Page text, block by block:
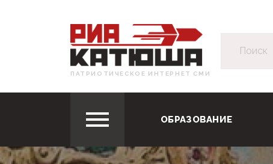
ПАТРИОТИЧЕСКОЕ ИНТЕРНЕТ СМИ
ОБРАЗОВАНИЕ